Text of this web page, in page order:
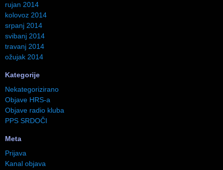
rujan 2014
kolovoz 2014
srpanj 2014
svibanj 2014
travanj 2014
ožujak 2014
Kategorije
Nekategorizirano
Objave HRS-a
Objave radio kluba
PPS SRDOČI
Meta
Prijava
Kanal objava